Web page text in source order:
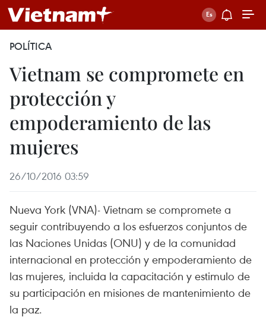
POLÍTICA
Vietnam se compromete en
protección y
empoderamiento de las
mujeres
26/10/2016 03:59
Nueva York​ (VNA)- Vietnam se compromete a
seguir contribuyendo a los esfuerzos conjuntos de
las Naciones Unidas (ONU) y de la comunidad
internacional en protección y empoderamiento de
las mujeres, incluida la capacitación y estimulo de
su participación en misiones de mantenimiento de
la paz.